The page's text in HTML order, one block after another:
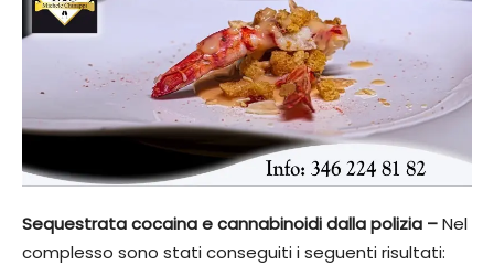
Sequestrata cocaina e cannabinoidi dalla polizia –Nel
complesso sono stati conseguiti i seguenti risultati: